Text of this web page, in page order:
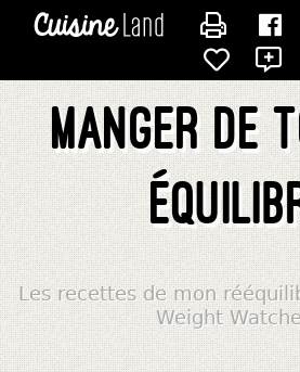
Manger
Les recettes de mon
Weight
CONTACTER